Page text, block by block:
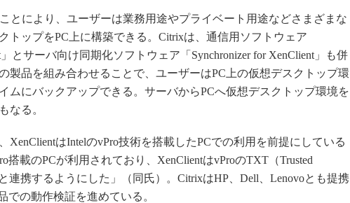
とにより、ユーザーは業務用途やプライベート用途などさまざまな
トップをPC上に構築できる。Citrixは、通信用ソフトウェア
」とサーバ向け同期化ソフトウェア「Synchronizer for XenClient」も併
製品を組み合わせることで、ユーザーはPC上の仮想デスクトップ環
ムにバックアップできる。サーバからPCへ仮想デスクトップ環境を
なる。
はIntelのvPro技術を搭載したPCでの利用を前提にしている
搭載のPCが利用されており、XenClientはvProのTXT（Trusted
連携するようにした」（同氏）。CitrixはHP、Dell、Lenovoとも提携
での動作検証を進めている。